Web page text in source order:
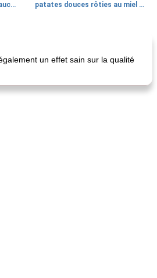
paprika huhn (poulet à la sauce paprika). patates douces rôties au miel / kumara
un effet sain sur la qualité